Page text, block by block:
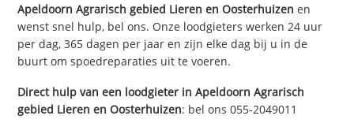
Apeldoorn Agrarisch gebied Lieren en Oosterhuizen en
wenst snel hulp, bel ons. Onze loodgieters werken 24 uur
per dag, 365 dagen per jaar en zijn elke dag bij u in de
buurt om spoedreparaties uit te voeren.
Direct hulp van een loodgieter inApeldoorn Agrarisch
gebied Lieren en Oosterhuizen: bel ons 055-2049011